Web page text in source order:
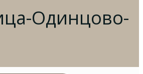
Одинцово-